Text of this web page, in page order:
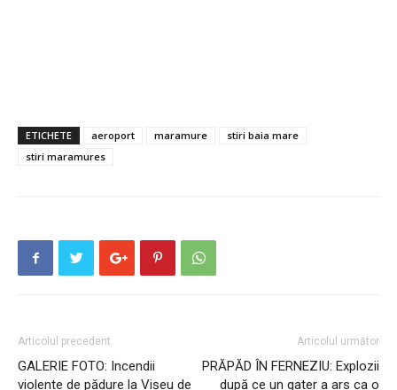
ETICHETE aeroport maramure
stiri baia mare
stiri maramures
Articolul precedent
GALERIE FOTO: Incendii
violente de pădure la Vișeu de
Articolul următor
PRĂPĂD ÎN FERNEZIU: Explozii
după ce un gater a ars ca o